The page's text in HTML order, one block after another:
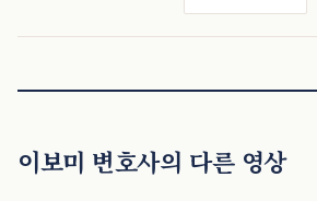
이보미 변호사의 다른 영상